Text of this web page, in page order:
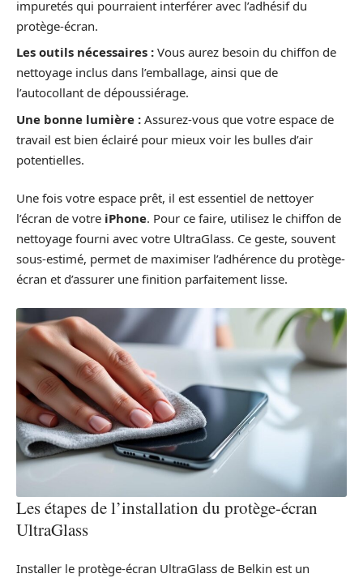
impuretés qui pourraient interférer avec l’adhésif du
protège-écran.
Les outils nécessaires : Vous aurez besoin du chiffon de
nettoyage inclus dans l’emballage, ainsi que de
l’autocollant de dépoussiérage.
Une bonne lumière : Assurez-vous que votre espace de
travail est bien éclairé pour mieux voir les bulles d’air
potentielles.
Une fois votre espace prêt, il est essentiel de nettoyer
l’écran de votre iPhone. Pour ce faire, utilisez le chiffon de
nettoyage fourni avec votre UltraGlass. Ce geste, souvent
sous-estimé, permet de maximiser l’adhérence du protège-
écran et d’assurer une finition parfaitement lisse.
Les étapes de l’installation du protège-écran
UltraGlass
Installer le protège-écran UltraGlass de Belkin est un